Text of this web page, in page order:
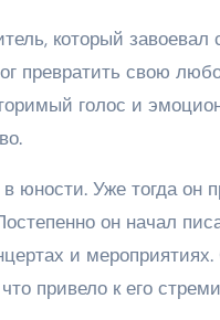
который завоевал
превратить свою
голос и
юности. Уже тогда он
он начал
и
привело к его